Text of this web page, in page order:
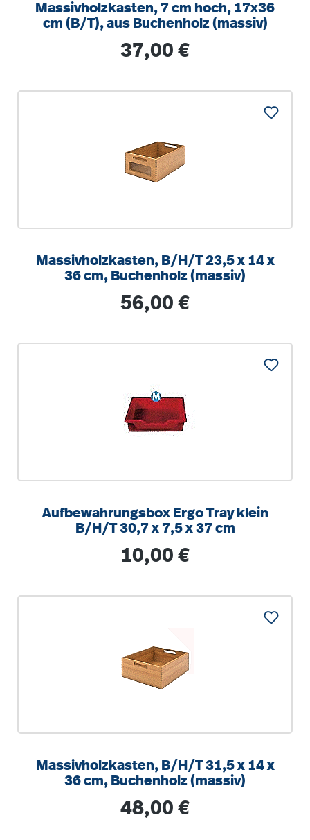
Massivholzkasten, 7 cm hoch, 17x36
cm (B/T), aus Buchenholz (massiv)
Regulärer Preis:
37,00 €
Massivholzkasten, B/H/T 23,5 x 14 x
36 cm, Buchenholz (massiv)
Regulärer Preis:
56,00 €
Aufbewahrungsbox Ergo Tray klein
B/H/T 30,7 x 7,5 x 37 cm
Regulärer Preis:
10,00 €
Massivholzkasten, B/H/T 31,5 x 14 x
36 cm, Buchenholz (massiv)
Regulärer Preis:
48,00 €